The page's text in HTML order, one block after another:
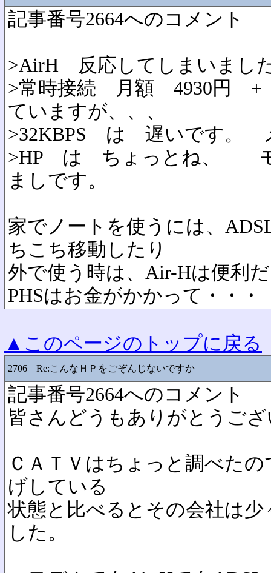
記事番号2664へのコメント
>AirH 反応してしまいまし
>常時接続 月額 4930円
ていますが、、、
>32KBPS は 遅いです。
>HP は ちょっとね、 モ
ましです。
家でノートを使うには、
ちこち移動したり
外で使う時は、Air-Hは便利
PHSはお金がかかって・・・
▲このページのトップに戻る
2706 Re:こんなＨＰをごぞんじないですか
記事番号2664へのコメント
皆さんどうもありがとうご
ＣＡＴＶはちょっと調べた
げしている
状態と比べるとその会社は
した。